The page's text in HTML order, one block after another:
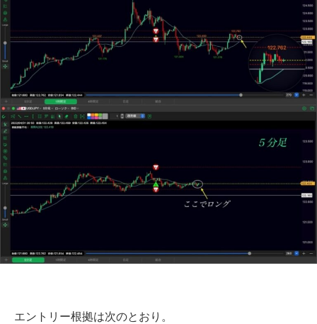
エントリー根拠は次のとおり。